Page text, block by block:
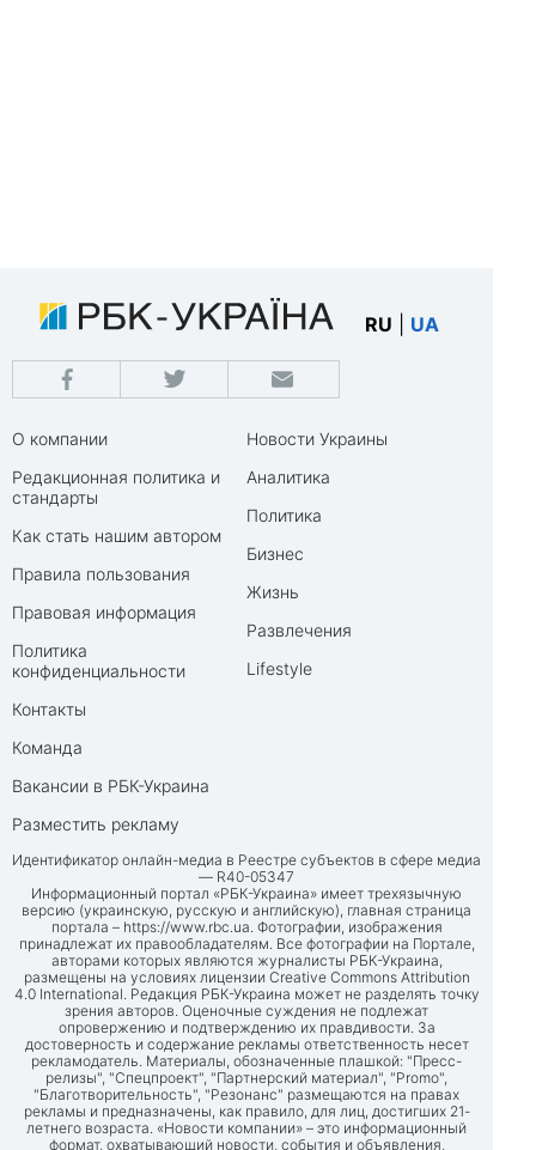
RU UA
О компании
Редакционная политика и
стандарты
Как стать нашим автором
Правила пользования
Правовая информация
Политика
конфиденциальности
Контакты
Команда
Вакансии в РБК-Украина
Разместить рекламу
Новости Украины
Аналитика
Политика
Бизнес
Жизнь
Развлечения
Lifestyle
Идентификатор онлайн-медиа в Реестре субъектов в сфере медиа
— R40-05347
Информационный портал «РБК-Украина» имеет трехязычную
версию (украинскую, русскую и английскую), главная страница
портала – https://www.rbc.ua. Фотографии, изображения
принадлежат их правообладателям. Все фотографии на Портале,
авторами которых являются журналисты РБК-Украина,
размещены на условиях лицензии Creative Commons Attribution
4.0 International. Редакция РБК-Украина может не разделять точку
зрения авторов. Оценочные суждения не подлежат
опровержению и подтверждению их правдивости. За
достоверность и содержание рекламы ответственность несет
рекламодатель. Материалы, обозначенные плашкой: "Пресс-
релизы", "Спецпроект", "Партнерский материал", "Promo",
"Благотворительность", "Резонанс" размещаются на правах
рекламы и предназначены, как правило, для лиц, достигших 21-
летнего возраста. «Новости компании» – это информационный
формат, охватывающий новости, события и объявления,